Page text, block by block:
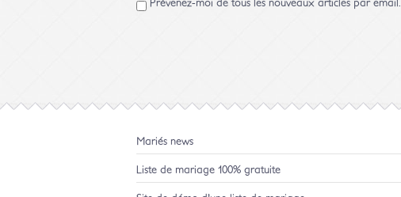
Prévenez-moi de tous les nouveaux articles par email.
Mariés news
Liste de mariage 100% gratuite